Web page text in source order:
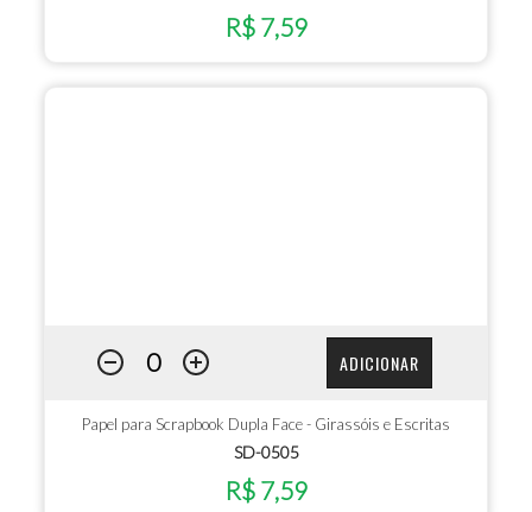
R$ 7,59
ADICIONAR
Papel para Scrapbook Dupla Face - Girassóis e Escritas
SD-0505
R$ 7,59